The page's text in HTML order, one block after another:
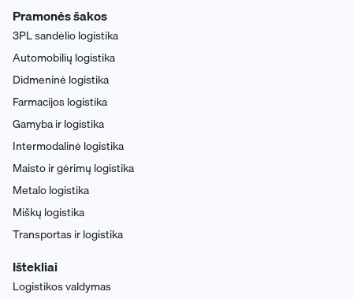
Pramonės šakos
3PL sandėlio logistika
Automobilių logistika
Didmeninė logistika
Farmacijos logistika
Gamyba ir logistika
Intermodalinė logistika
Maisto ir gėrimų logistika
Metalo logistika
Miškų logistika
Transportas ir logistika
Ištekliai
Logistikos valdymas